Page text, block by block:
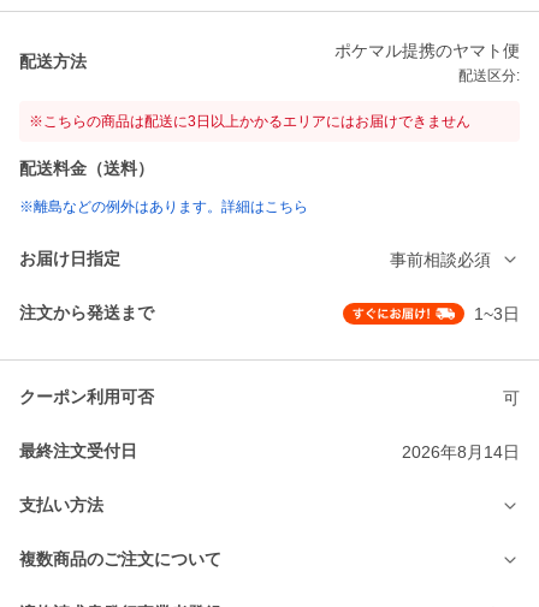
配送方法
ポケマル提携のヤマト便
配送区分:
※こちらの商品は配送に3日以上かかるエリアにはお届けできません
配送料金（送料）
※離島などの例外はあります。詳細はこちら
お届け日指定 事前相談必須
注文から発送まで 1~3日
クーポン利用可否 可
最終注文受付日 2026年8月14日
支払い方法
複数商品のご注文について